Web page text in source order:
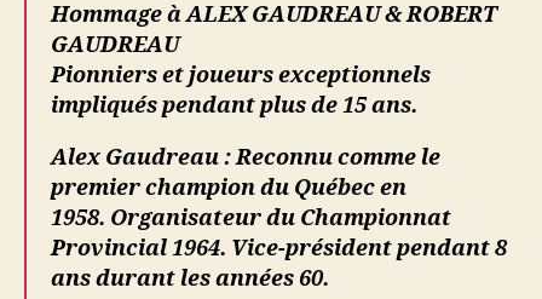
Hommage àALEX GAUDREAU & ROBERT
GAUDREAU
Pionniers et joueurs exceptionnels
impliqués pendant plus de 15 ans.
Alex Gaudreau : Reconnu comme le
premier champion du Québec en
1958. Organisateur du Championnat
Provincial 1964. Vice-président pendant 8
ans durant les années 60.